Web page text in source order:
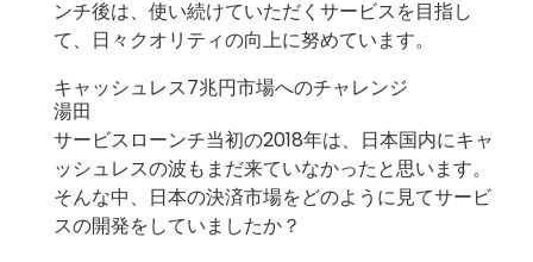
ンチ後は、使い続けていただくサービスを目指し
て、日々クオリティの向上に努めています。
キャッシュレス7兆円市場へのチャレンジ
湯田
サービスローンチ当初の2018年は、日本国内にキャ
ッシュレスの波もまだ来ていなかったと思います。
そんな中、日本の決済市場をどのように見てサービ
スの開発をしていましたか？